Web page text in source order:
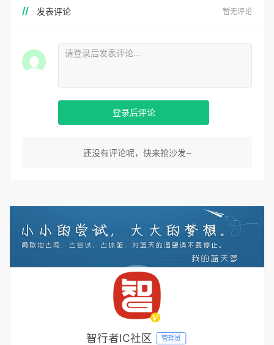
发表评论 暂无评论
登录后评论
还没有评论呢，快来抢沙发~
智行者IC社区 管理员